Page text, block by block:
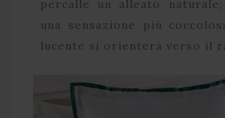
percalle un alleato
una sensazione più
lucente si orienterà verso il